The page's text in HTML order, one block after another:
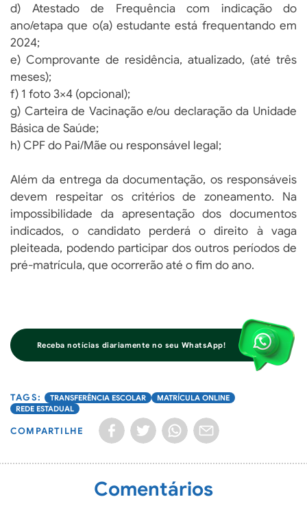
d) Atestado de Frequência com indicação do
ano/etapa que o(a) estudante está frequentando em
2024;
e) Comprovante de residência, atualizado, (até três
meses);
f) 1 foto 3×4 (opcional);
g) Carteira de Vacinação e/ou declaração da Unidade
Básica de Saúde;
h) CPF do Pai/Mãe ou responsável legal;
Além da entrega da documentação, os responsáveis
devem respeitar os critérios de zoneamento. Na
impossibilidade da apresentação dos documentos
indicados, o candidato perderá o direito à vaga
pleiteada, podendo participar dos outros períodos de
pré-matrícula, que ocorrerão até o fim do ano.
Receba notícias diariamente no seu WhatsApp!
TRANSFERÊNCIA ESCOLAR
MATRÍCULA ONLINE
REDE ESTADUAL
COMPARTILHE
Comentários